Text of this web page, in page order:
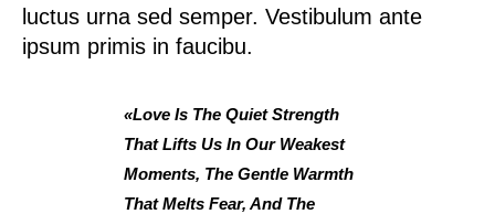
luctus urna sed semper. Vestibulum ante
ipsum primis in faucibu.
«Love Is The Quiet Strength
That Lifts Us In Our Weakest
Moments, The Gentle Warmth
That Melts Fear, And The